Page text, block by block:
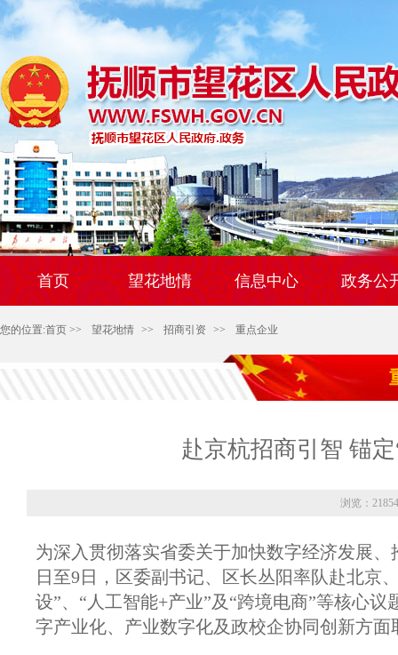
首页 望花地情 信息中心 政务公
您的位置:首页 >> 望花地情 >> 招商引资 >> 重点企业
赴京杭招商引智 锚
浏览：
为深入贯彻落实省委关于加快数字经济发展
日至9日，区委副书记、区长丛阳率队赴北京
设”、“人工智能+产业”及“跨境电商”等核心
字产业化、产业数字化及政校企协同创新方面